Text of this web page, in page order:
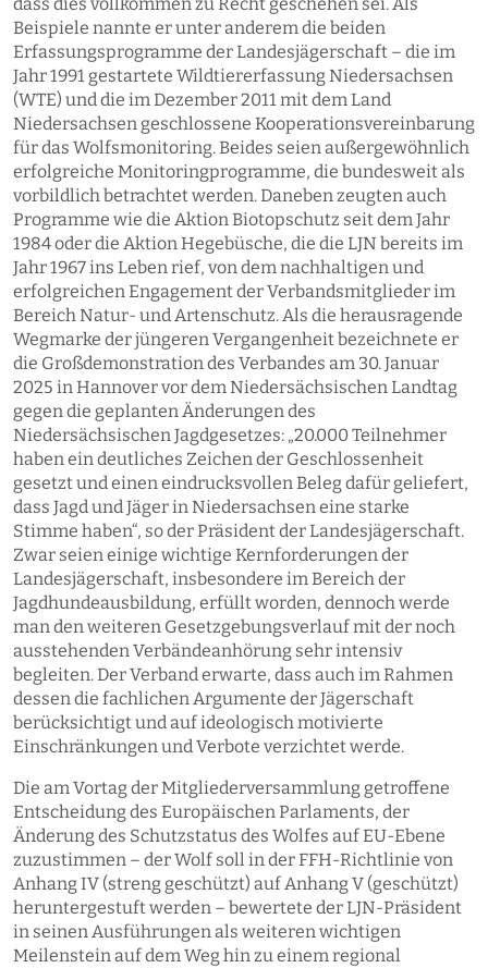
dass dies vollkommen zu Recht geschehen sei. Als
Beispiele nannte er unter anderem die beiden
Erfassungsprogramme der Landesjägerschaft – die im
Jahr 1991 gestartete Wildtiererfassung Niedersachsen
(WTE) und die im Dezember 2011 mit dem Land
Niedersachsen geschlossene Kooperationsvereinbarung
für das Wolfsmonitoring. Beides seien außergewöhnlich
erfolgreiche Monitoringprogramme, die bundesweit als
vorbildlich betrachtet werden. Daneben zeugten auch
Programme wie die Aktion Biotopschutz seit dem Jahr
1984 oder die Aktion Hegebüsche, die die LJN bereits im
Jahr 1967 ins Leben rief, von dem nachhaltigen und
erfolgreichen Engagement der Verbandsmitglieder im
Bereich Natur- und Artenschutz. Als die herausragende
Wegmarke der jüngeren Vergangenheit bezeichnete er
die Großdemonstration des Verbandes am 30. Januar
2025 in Hannover vor dem Niedersächsischen Landtag
gegen die geplanten Änderungen des
Niedersächsischen Jagdgesetzes: „20.000 Teilnehmer
haben ein deutliches Zeichen der Geschlossenheit
gesetzt und einen eindrucksvollen Beleg dafür geliefert,
dass Jagd und Jäger in Niedersachsen eine starke
Stimme haben“, so der Präsident der Landesjägerschaft.
Zwar seien einige wichtige Kernforderungen der
Landesjägerschaft, insbesondere im Bereich der
Jagdhundeausbildung, erfüllt worden, dennoch werde
man den weiteren Gesetzgebungsverlauf mit der noch
ausstehenden Verbändeanhörung sehr intensiv
begleiten. Der Verband erwarte, dass auch im Rahmen
dessen die fachlichen Argumente der Jägerschaft
berücksichtigt und auf ideologisch motivierte
Einschränkungen und Verbote verzichtet werde.
Die am Vortag der Mitgliederversammlung getroffene
Entscheidung des Europäischen Parlaments, der
Änderung des Schutzstatus des Wolfes auf EU-Ebene
zuzustimmen – der Wolf soll in der FFH-Richtlinie von
Anhang IV (streng geschützt) auf Anhang V (geschützt)
heruntergestuft werden – bewertete der LJN-Präsident
in seinen Ausführungen als weiteren wichtigen
Meilenstein auf dem Weg hin zu einem regional